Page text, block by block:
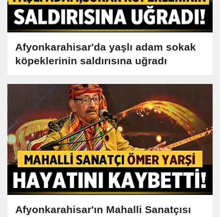
Afyonkarahisar'da yaşlı adam sokak
köpeklerinin saldırısına uğradı
Afyonkarahisar'ın Mahalli Sanatçısı